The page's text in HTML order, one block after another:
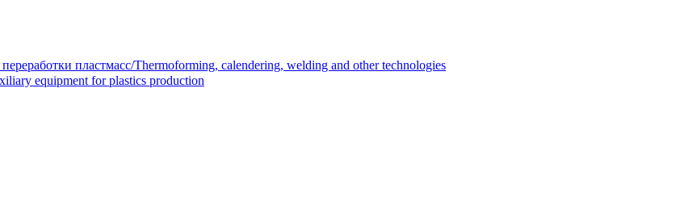
пластмасс/Thermoforming, calendering, welding and other technologies
equipment for plastics production